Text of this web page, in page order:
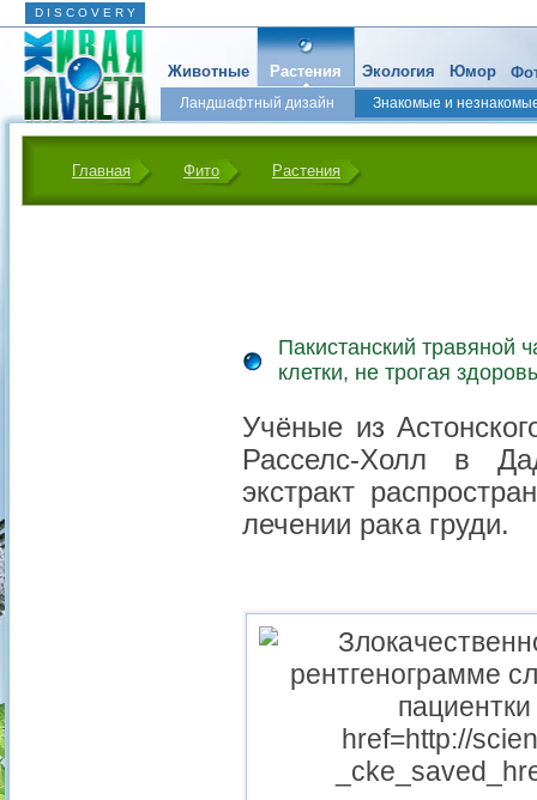
D I S C O V E R Y
Животные Растения
Ландшафтный дизайн Знакомые и
Экология Юмор
Главная Фито Растения
Пакистанский травяной
клетки, не трогая
Учёные из
Расселс-Холл в
экстракт
лечении рака груди.